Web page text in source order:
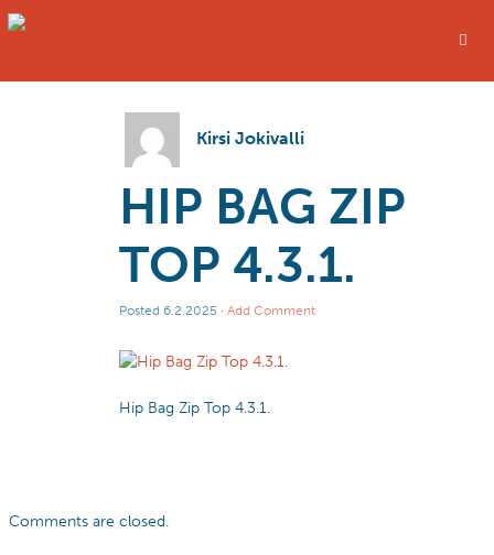
Kirsi Jokivalli
HIP BAG ZIP
TOP 4.3.1.
Posted 6.2.2025 · Add Comment
Hip Bag Zip Top 4.3.1.
Comments are closed.